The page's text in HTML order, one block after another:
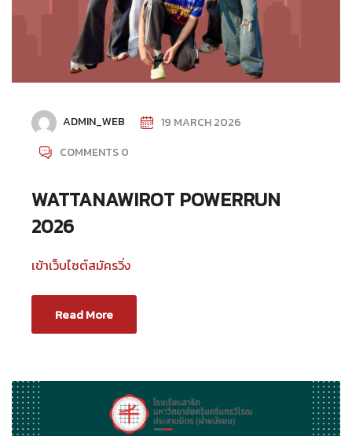
ADMIN_WEB
19 MARCH 2026
COMMENTS 0
WATTANAWIROT POWERRUN
2026
เข้าเว็บไซต์สมัครวิ่ง
Read More